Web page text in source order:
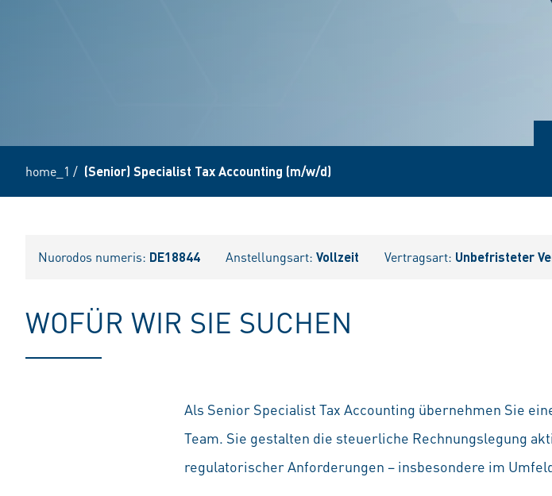
home_1 / (Senior) Specialist Tax Accounting (m/w/d)
Nuorodos numeris: DE18844 Anstellungsart: Vollzeit Vertragsart: Unbefristeter
WOFÜR WIR SIE SUCHEN
Als Senior Specialist Tax Accounting übernehmen Sie
Team. Sie gestalten die steuerliche Rechnungslegung
regulatorischer Anforderungen – insbesondere im